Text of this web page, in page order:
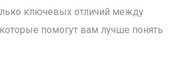
ключевых отличий между
помогут вам лучше понять